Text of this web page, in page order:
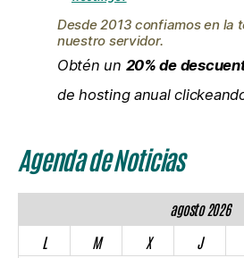
Desde 2013 confiamos en la
nuestro servidor.
Obtén un 20% de
de hosting anual
Agenda de Noticias
agosto 2026
L
M X J